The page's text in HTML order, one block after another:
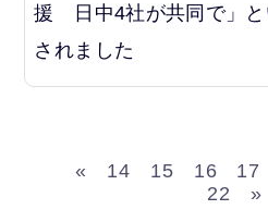
援 日中4社が共同で」と
されました
« 14 15 16 17
22
»